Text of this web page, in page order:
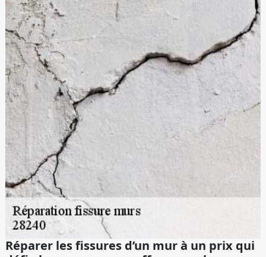
Réparer les fissures d’un mur à un prix qui